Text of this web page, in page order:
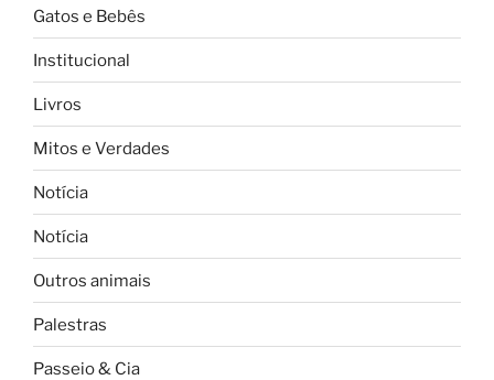
Gatos e Bebês
Institucional
Livros
Mitos e Verdades
Notícia
Notícia
Outros animais
Palestras
Passeio & Cia